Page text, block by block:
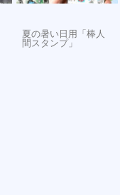
夏の暑い日用「棒人
間スタンプ」